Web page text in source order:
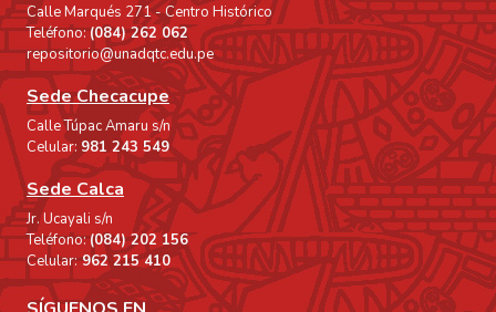
Calle Marqués 271 - Centro Histórico
Teléfono:(084) 262 062
repositorio@unadqtc.edu.pe
Sede Checacupe
Calle Túpac Amaru s/n
Celular: 981 243 549
Sede Calca
Jr. Ucayali s/n
Teléfono:(084) 202 156
Celular:962 215 410